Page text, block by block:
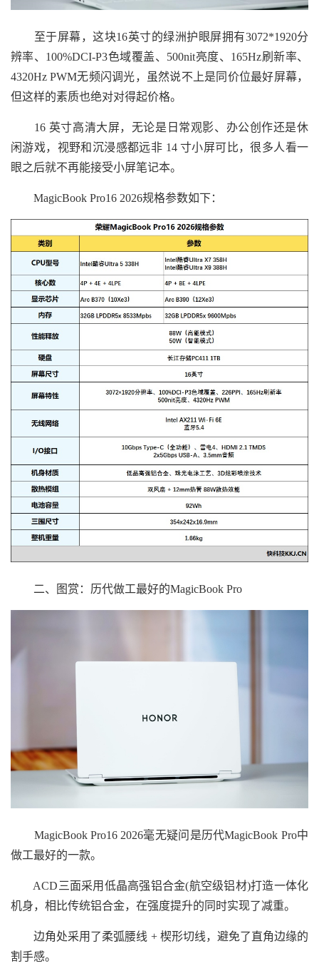
至于屏幕，这块16英寸的绿洲护眼屏拥有3072*1920分
辨率、100%DCI-P3色域覆盖、500nit亮度、165Hz刷新率、
4320Hz PWM无频闪调光，虽然说不上是同价位最好屏幕，
但这样的素质也绝对对得起价格。
16 英寸高清大屏，无论是日常观影、办公创作还是休
闲游戏，视野和沉浸感都远非 14 寸小屏可比，很多人看一
眼之后就不再能接受小屏笔记本。
MagicBook Pro16 2026规格参数如下：
二、图赏：历代做工最好的MagicBook Pro
MagicBook Pro16 2026毫无疑问是历代MagicBook Pro中
做工最好的一款。
ACD三面采用低晶高强铝合金(航空级铝材)打造一体化
机身，相比传统铝合金，在强度提升的同时实现了减重。
边角处采用了柔弧腰线 + 楔形切线，避免了直角边缘的
割手感。